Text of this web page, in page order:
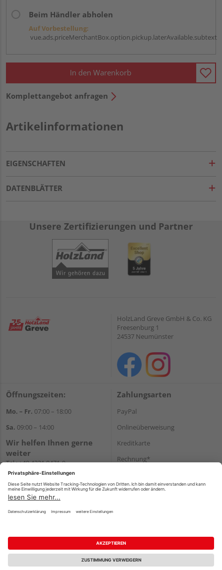
Beim Händler abholen
Auf Vorbestellung:
vue.ads.priceMerchantBox.option.pickup.laterAvailable.subtext
In den Warenkorb
Komplettangebot anfragen
Artikelinformationen
EIGENSCHAFTEN
DATENBLÄTTER
Unsere Zertifizierungen und Partner
HolzLand Greve GmbH & Co. KG
Freesenburg 1
24537 Neumünster
Öffnungszeiten:
Mo. – Fr. 07:00 – 18:00
Sa. 09:00 – 14:00
Wir helfen Ihnen gerne
weiter
Tel.:+49 4321 9471-0
E-Mail:shop@holzland-greve.de
Zahlungsarten
PayPal
Onlineüberweisung
Kreditkarte
Rechnung*
Versand
Impressum AGB Widerruf
Datenschutz
Reservierungsbedingungen
Vertrag widerrufen